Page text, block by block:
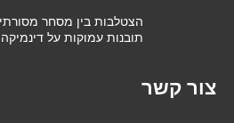
הצטלבות בין מסחר
תובנות עמוקות על
צור קשר